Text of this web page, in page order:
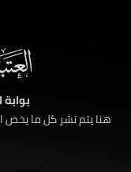
هنا يتم نشر كل ما يخص